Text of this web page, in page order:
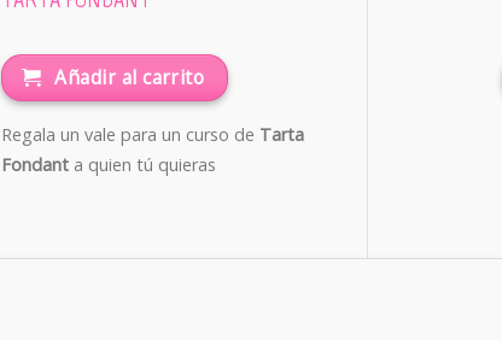
Añadir al carrito
Regala un vale para un curso de Tarta
Fondant a quien tú quieras